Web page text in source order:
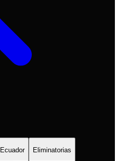
Ecuador Eliminatorias